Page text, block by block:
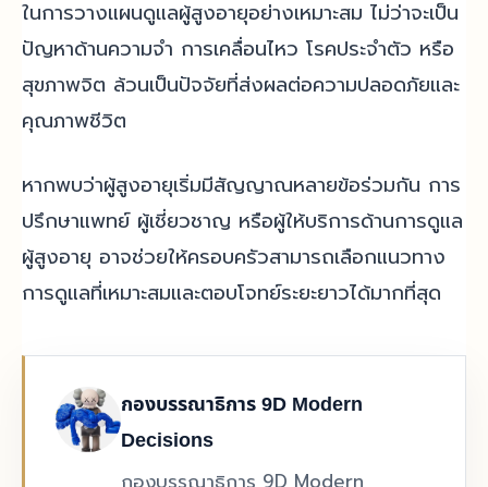
ในการวางแผนดูแลผู้สูงอายุอย่างเหมาะสม ไม่ว่าจะเป็น
ปัญหาด้านความจำ การเคลื่อนไหว โรคประจำตัว หรือ
สุขภาพจิต ล้วนเป็นปัจจัยที่ส่งผลต่อความปลอดภัยและ
คุณภาพชีวิต
หากพบว่าผู้สูงอายุเริ่มมีสัญญาณหลายข้อร่วมกัน การ
ปรึกษาแพทย์ ผู้เชี่ยวชาญ หรือผู้ให้บริการด้านการดูแล
ผู้สูงอายุ อาจช่วยให้ครอบครัวสามารถเลือกแนวทาง
การดูแลที่เหมาะสมและตอบโจทย์ระยะยาวได้มากที่สุด
กองบรรณาธิการ 9D Modern
Decisions